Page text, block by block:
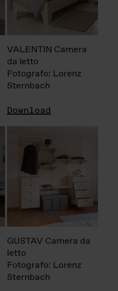
VALENTIN Camera
da letto
Fotografo: Lorenz
Sternbach
Download
GUSTAV Camera da
letto
Fotografo: Lorenz
Sternbach